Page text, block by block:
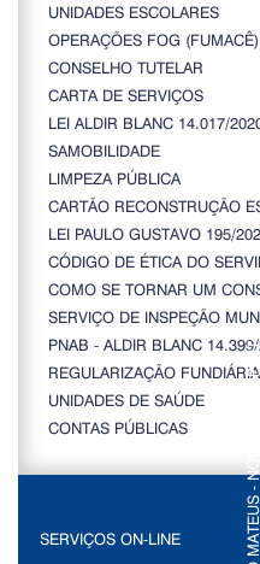
UNIDADES ESCOLARES
OPERAÇÕES FOG (FUMACÊ)
CONSELHO TUTELAR
CARTA DE SERVIÇOS
LEI ALDIR BLANC 14.017/
SAMOBILIDADE
LIMPEZA PÚBLICA
CARTÃO RECONSTRUÇÃO
LEI PAULO GUSTAVO 195/
CÓDIGO DE ÉTICA DO
COMO SE TORNAR UM
SERVIÇO DE INSPEÇÃO
PNAB - ALDIR BLANC
REGULARIZAÇÃO FUNDIÁRIA
UNIDADES DE SAÚDE
CONTAS PÚBLICAS
SERVIÇOS ON-LINE